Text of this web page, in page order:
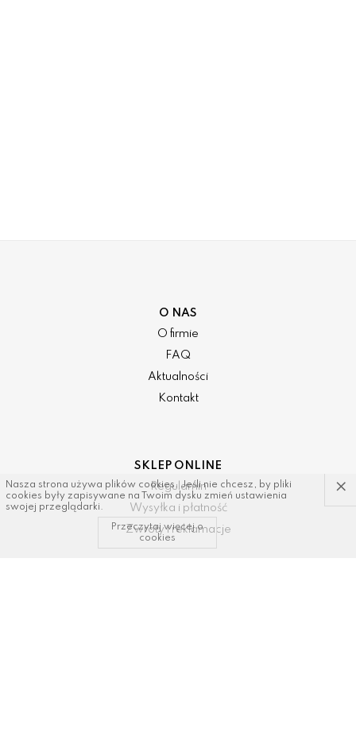
O NAS
O firmie
FAQ
Aktualności
Kontakt
SKLEP ONLINE
Regulamin
Wysyłka i płatność
Zwroty i reklamacje
Nasza strona używa plików cookies. Jeśli nie chcesz, by pliki
cookies były zapisywane na Twoim dysku zmień ustawienia
swojej przeglądarki.
×
Przeczytaj więcej o
cookies